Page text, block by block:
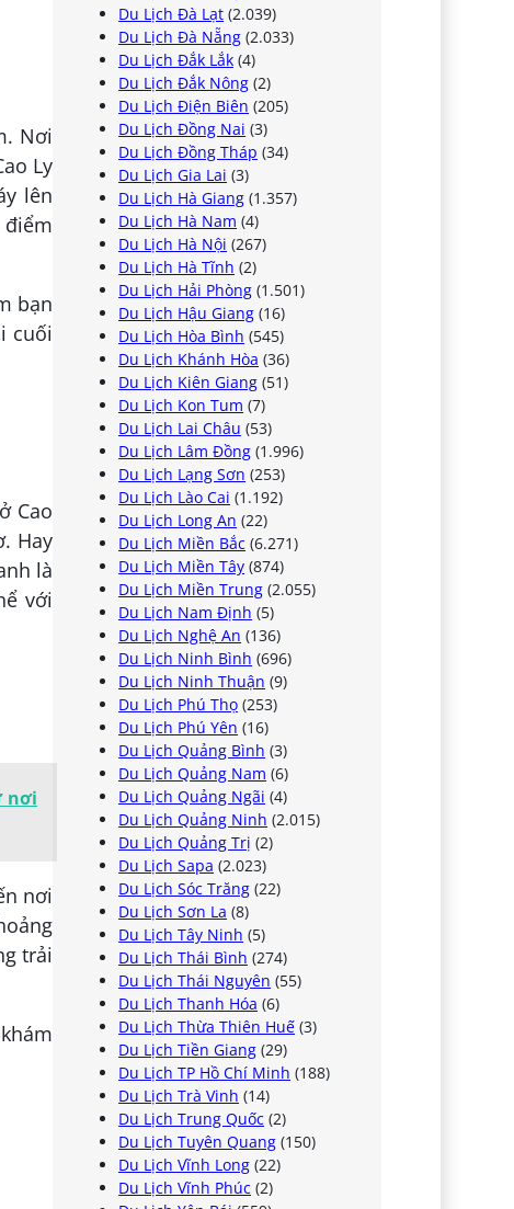
Nơi
Ly
lên
bạn
cuối
Cao
Hay
là
với
nơi
nơi
trải
Du Lịch Đà Lạt (2.039)
Du Lịch Đà Nẵng (2.033)
Du Lịch Đắk Lắk (4)
Du Lịch Đắk Nông (2)
Du Lịch Điện Biên (205)
Du Lịch Đồng Nai (3)
Du Lịch Đồng Tháp (34)
Du Lịch Gia Lai (3)
Du Lịch Hà Giang (1.357)
Du Lịch Hà Nam (4)
Du Lịch Hà Nội (267)
Du Lịch Hà Tĩnh (2)
Du Lịch Hải Phòng (1.501)
Du Lịch Hậu Giang (16)
Du Lịch Hòa Bình (545)
Du Lịch Khánh Hòa (36)
Du Lịch Kiên Giang (51)
Du Lịch Kon Tum (7)
Du Lịch Lai Châu (53)
Du Lịch Lâm Đồng (1.996)
Du Lịch Lạng Sơn (253)
Du Lịch Lào Cai (1.192)
Du Lịch Long An (22)
Du Lịch Miền Bắc (6.271)
Du Lịch Miền Tây (874)
Du Lịch Miền Trung (2.055)
Du Lịch Nam Định (5)
Du Lịch Nghệ An (136)
Du Lịch Ninh Bình (696)
Du Lịch Ninh Thuận (9)
Du Lịch Phú Thọ (253)
Du Lịch Phú Yên (16)
Du Lịch Quảng Bình (3)
Du Lịch Quảng Nam (6)
Du Lịch Quảng Ngãi (4)
Du Lịch Quảng Ninh (2.015)
Du Lịch Quảng Trị (2)
Du Lịch Sapa (2.023)
Du Lịch Sóc Trăng (22)
Du Lịch Sơn La (8)
Du Lịch Tây Ninh (5)
Du Lịch Thái Bình (274)
Du Lịch Thái Nguyên (55)
Du Lịch Thanh Hóa (6)
Du Lịch Thừa Thiên Huế (3)
Du Lịch Tiền Giang (29)
Du Lịch TP Hồ Chí Minh (188)
Du Lịch Trà Vinh (14)
Du Lịch Trung Quốc (2)
Du Lịch Tuyên Quang (150)
Du Lịch Vĩnh Long (22)
Du Lịch Vĩnh Phúc (2)